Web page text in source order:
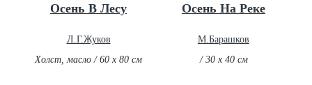
Осень В Лесу
Л.Г.Жуков
Холст, масло / 60 х 80 см
Осень На Реке
М.Барашков
/ 30 х 40 см